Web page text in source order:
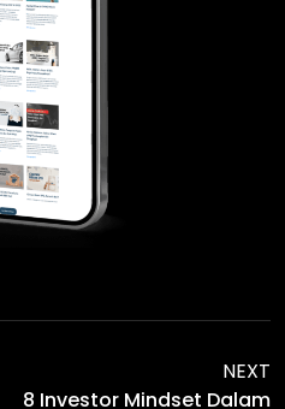
NEXT
8 Investor Mindset Dalam